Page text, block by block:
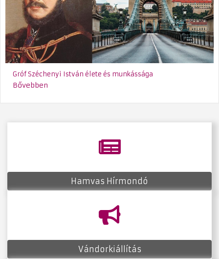
Gróf Széchenyi István élete és munkássága
Bővebben
fas
fa-
Hamvas Hírmondó
Vándorkiállítás